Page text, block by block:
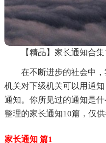
【精品】家长通知合
在不断进步的社会中
机关对下级机关可以用通
通知。你所见过的通知是
整理的家长通知10篇，仅
家长通知 篇1